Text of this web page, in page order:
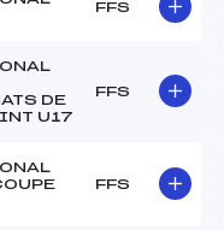
FFS
DE
U17
FFS
FFS